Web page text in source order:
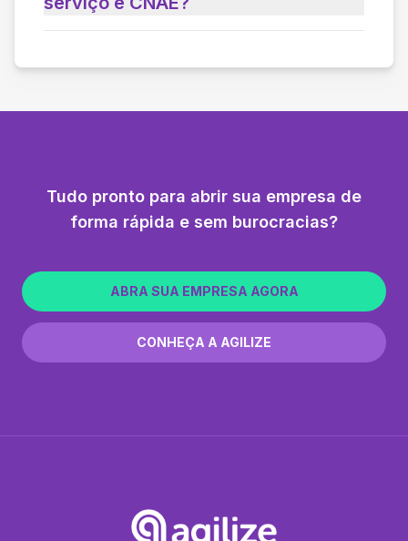
Tudo pronto para abrir sua empresa de
forma rápida e sem burocracias?
ABRA SUA EMPRESA AGORA
CONHEÇA A AGILIZE